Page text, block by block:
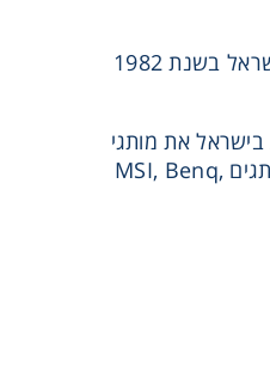
גטר טק, הינה ספקית תשתיות מובילה לתחום המחשוב, הדפסה, תקשורת ואלקטרוניקה בידורית. החברה הוקמה בישראל בשנת 1982
בישראל את מותגי
התקשורת Snom, Grandstream, Fanvil, Digium, Sangoma, Ruckus, Draytek, Siklu, Cambium וכן המותגים MSI, Benq,